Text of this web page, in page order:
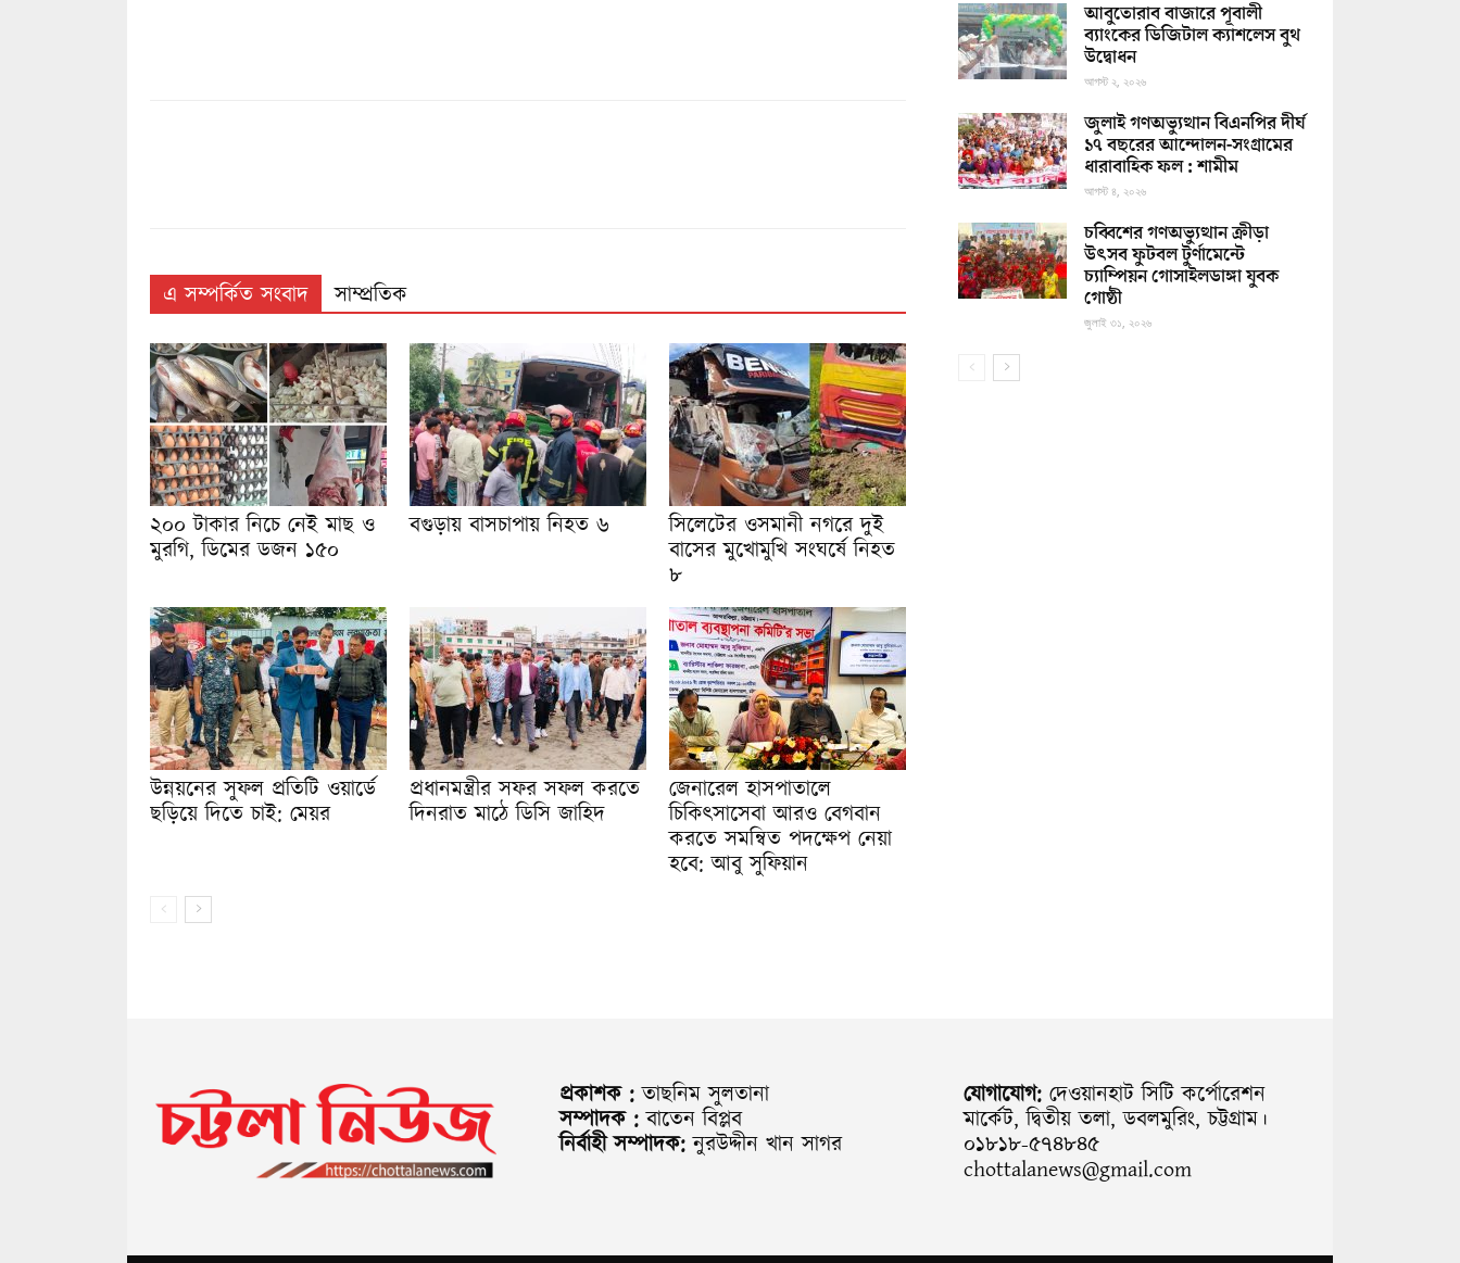
এ সম্পর্কিত সংবাদ সাম্প্রতিক
২০০ টাকার নিচে নেই মাছ ও
মুরগি, ডিমের ডজন ১৫০
বগুড়ায় বাসচাপায় নিহত ৬
সিলেটের ওসমানী নগরে দুই
বাসের মুখোমুখি সংঘর্ষে নিহত
৮
উন্নয়নের সুফল প্রতিটি ওয়ার্ডে
ছড়িয়ে দিতে চাই: মেয়র
প্রধানমন্ত্রীর সফর সফল করতে
দিনরাত মাঠে ডিসি জাহিদ
জেনারেল হাসপাতালে
চিকিৎসাসেবা আরও বেগবান
করতে সমন্বিত পদক্ষেপ নেয়া
হবে: আবু সুফিয়ান
আবুতোরাব বাজারে পূবালী
ব্যাংকের ডিজিটাল ক্যাশলেস বুথ
উদ্বোধন
আগস্ট ২, ২০২৬
জুলাই গণঅভ্যুত্থান বিএনপির দীর্ঘ
১৭ বছরের আন্দোলন-সংগ্রামের
ধারাবাহিক ফল : শামীম
আগস্ট ৪, ২০২৬
চব্বিশের গণঅভ্যুত্থান ক্রীড়া
উৎসব ফুটবল টুর্ণামেন্টে
চ্যাম্পিয়ন গোসাইলডাঙ্গা যুবক
গোষ্ঠী
জুলাই ৩১, ২০২৬
প্রকাশক : তাছনিম সুলতানা
সম্পাদক : বাতেন বিপ্লব
নির্বাহী সম্পাদক: নুরউদ্দীন খান সাগর
যোগাযোগ: দেওয়ানহাট সিটি কর্পোরেশন
মার্কেট, দ্বিতীয় তলা, ডবলমুরিং, চট্টগ্রাম।
০১৮১৮-৫৭৪৮৪৫
chottalanews@gmail.com